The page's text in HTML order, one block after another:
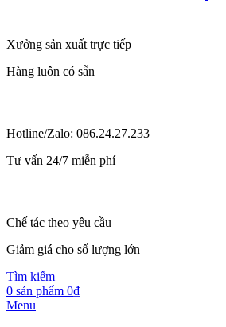
Xưởng sản xuất trực tiếp
Hàng luôn có sẵn
Hotline/Zalo: 086.24.27.233
Tư vấn 24/7 miễn phí
Chế tác theo yêu cầu
Giảm giá cho số lượng lớn
Tìm kiếm
0 sản phẩm 0₫
Menu